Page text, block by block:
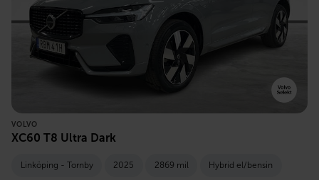
VOLVO
XC60 T8 Ultra Dark
Linköping - Tornby 2025 2869 mil Hybrid el/bensin